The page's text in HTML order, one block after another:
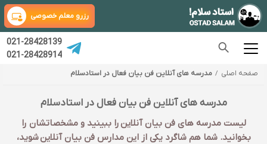
رزرو معلم خصوصی
021-28428139
021-28428914
صفحه اصلی مدرسه های آنلاین فن بیان فعال در استادسلام
مدرسه های آنلاین فن بیان فعال در استادسلام
لیست مدرسه های فن بیان آنلاین را ببینید و مشخصاتشان را
بخوانید. شما هم شاگرد یکی از این مدارس فن بیان آنلاین شوید،